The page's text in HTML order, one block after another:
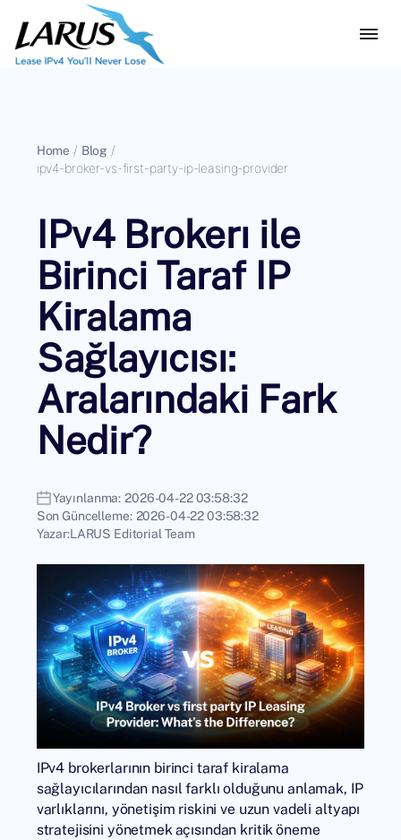
Home / Blog /
ipv4-broker-vs-first-party-ip-leasing-provider
IPv4 Brokerı ile
Birinci Taraf IP
Kiralama
Sağlayıcısı:
Aralarındaki Fark
Nedir?
Yayınlanma: 2026-04-22 03:58:32
Son Güncelleme: 2026-04-22 03:58:32
Yazar:LARUS Editorial Team
IPv4 brokerlarının birinci taraf kiralama
sağlayıcılarından nasıl farklı olduğunu anlamak, IP
varlıklarını, yönetişim riskini ve uzun vadeli altyapı
stratejisini yönetmek açısından kritik öneme